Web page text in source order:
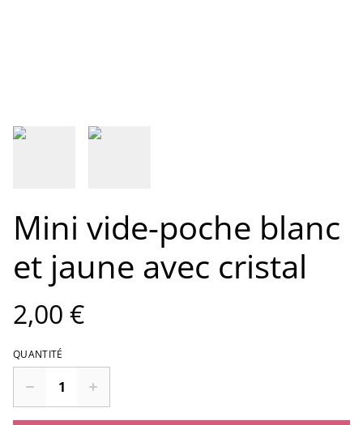
Mini vide-poche blanc
et jaune avec cristal
2,00 €
QUANTITÉ